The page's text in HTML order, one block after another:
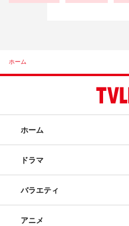
ホーム
ホーム
ドラマ
バラエティ
アニメ